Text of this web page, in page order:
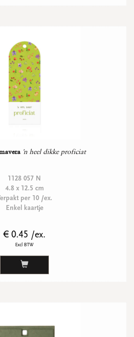
'n heel dikke proficiat
1128 057 N
4.8 x 12.5 cm
per 10 /ex.
Enkel kaartje
€ 0.45 /ex.
Excl BTW